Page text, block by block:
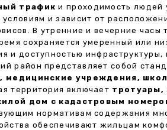
трафик и проходимость людей
условиям и зависит от
В утренние и вечерние
сохраняется умеренный или
и доступностью
район представляет собой
медицинские учреждения,
территория включает тротуары,
дом с кадастровым
нормативам содержания
обеспечивают жильцам